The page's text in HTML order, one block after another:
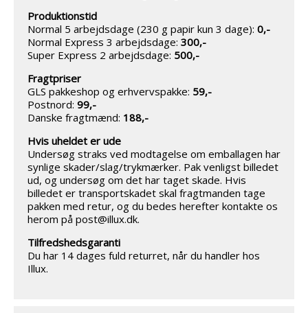
Produktionstid
Normal 5 arbejdsdage (230 g papir kun 3 dage): 0,-
Normal Express 3 arbejdsdage: 300,-
Super Express 2 arbejdsdage: 500,-
Fragtpriser
GLS pakkeshop og erhvervspakke: 59,-
Postnord: 99,-
Danske fragtmænd: 188,-
Hvis uheldet er ude
Undersøg straks ved modtagelse om emballagen har
synlige skader/slag/trykmærker. Pak venligst billedet
ud, og undersøg om det har taget skade. Hvis
billedet er transportskadet skal fragtmanden tage
pakken med retur, og du bedes herefter kontakte os
herom på post@illux.dk.
Tilfredshedsgaranti
Du har 14 dages fuld returret, når du handler hos
Illux.